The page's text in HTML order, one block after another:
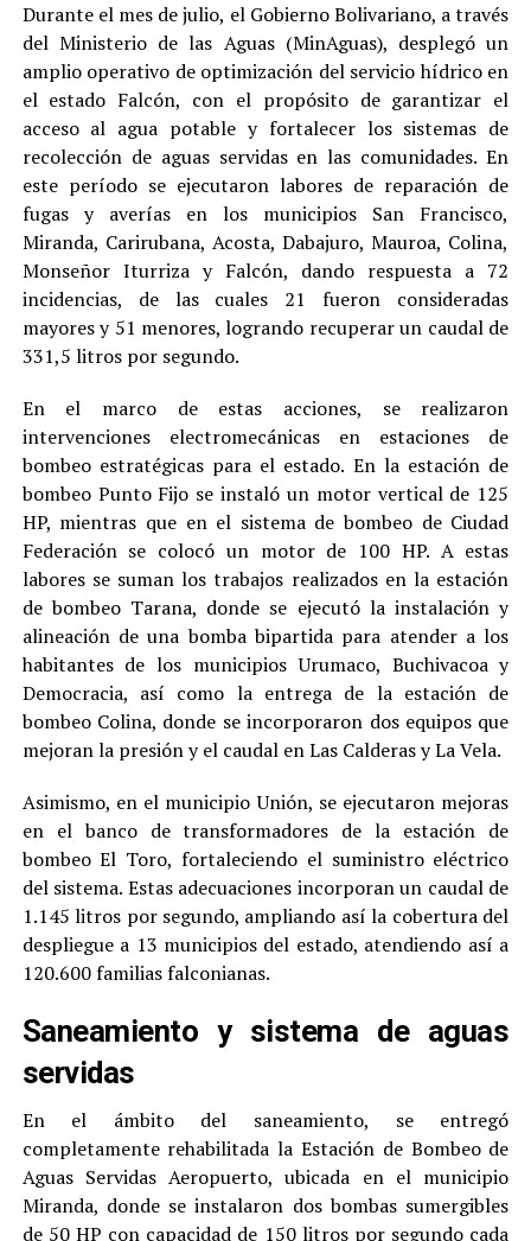
Durante el mes de julio, el Gobierno Bolivariano, a través
del Ministerio de las Aguas (MinAguas), desplegó un
amplio operativo de optimización del servicio hídrico en
el estado Falcón, con el propósito de garantizar el
acceso al agua potable y fortalecer los sistemas de
recolección de aguas servidas en las comunidades. En
este período se ejecutaron labores de reparación de
fugas y averías en los municipios San Francisco,
Miranda, Carirubana, Acosta, Dabajuro, Mauroa, Colina,
Monseñor Iturriza y Falcón, dando respuesta a 72
incidencias, de las cuales 21 fueron consideradas
mayores y 51 menores, logrando recuperar un caudal de
331,5 litros por segundo.
En el marco de estas acciones, se realizaron
intervenciones electromecánicas en estaciones de
bombeo estratégicas para el estado. En la estación de
bombeo Punto Fijo se instaló un motor vertical de 125
HP, mientras que en el sistema de bombeo de Ciudad
Federación se colocó un motor de 100 HP. A estas
labores se suman los trabajos realizados en la estación
de bombeo Tarana, donde se ejecutó la instalación y
alineación de una bomba bipartida para atender a los
habitantes de los municipios Urumaco, Buchivacoa y
Democracia, así como la entrega de la estación de
bombeo Colina, donde se incorporaron dos equipos que
mejoran la presión y el caudal en Las Calderas y La Vela.
Asimismo, en el municipio Unión, se ejecutaron mejoras
en el banco de transformadores de la estación de
bombeo El Toro, fortaleciendo el suministro eléctrico
del sistema. Estas adecuaciones incorporan un caudal de
1.145 litros por segundo, ampliando así la cobertura del
despliegue a 13 municipios del estado, atendiendo así a
120.600 familias falconianas.
Saneamiento y sistema de aguas
servidas
En el ámbito del saneamiento, se entregó
completamente rehabilitada la Estación de Bombeo de
Aguas Servidas Aeropuerto, ubicada en el municipio
Miranda, donde se instalaron dos bombas sumergibles
de 50 HP con capacidad de 150 litros por segundo cada